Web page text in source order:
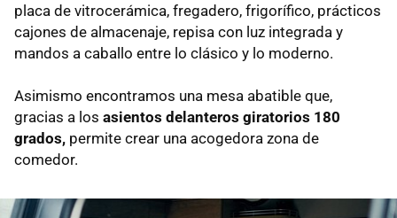
placa de vitrocerámica, fregadero, frigorífico, prácticos
cajones de almacenaje, repisa con luz integrada y
mandos a caballo entre lo clásico y lo moderno.
Asimismo encontramos una mesa abatible que,
gracias a los asientos delanteros giratorios 180
grados, permite crear una acogedora zona de
comedor.